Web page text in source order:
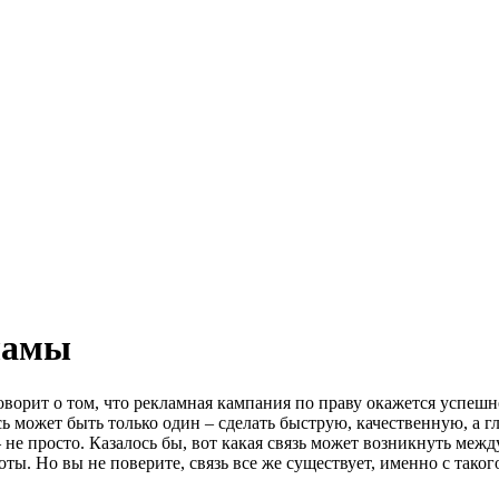
о том, что рекламная кампания по праву окажется
быть только один – сделать быструю, качественную, а
не просто. Казалось бы, вот какая связь может
Но вы не поверите, связь все же существует, именно с